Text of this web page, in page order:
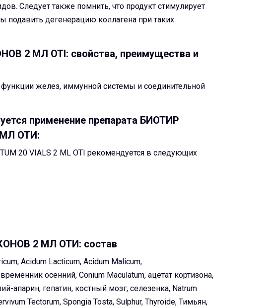
Следует также помнить, что продукт стимулирует
подавить дегенерацию коллагена при таких
2 МЛ OTI: свойства, преимущества и
желез, иммунной системы и соединительной
применение препарата БИОТИР
ОТИ:
20 VIALS 2 ML OTI рекомендуется в следующих
2 МЛ ОТИ: состав
Acidum Lacticum, Acidum Malicum,
осенний, Conium Maculatum, ацетат кортизона,
апарин, гепатин, костный мозг, селезенка, Natrum
Tectorum, Spongia Tosta, Sulphur, Thyroide, Тимьян,